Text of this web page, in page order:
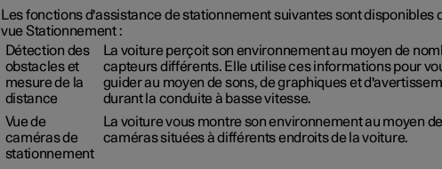
Les fonctions d'assistance de stationnement suivantes sont disponibles
vue Stationnement :
Détection des
obstacles et
mesure de la
distance
La voiture perçoit son environnement au moyen de
capteurs différents. Elle utilise ces informations pour
guider au moyen de sons, de graphiques et
durant la conduite à basse vitesse.
Vue de
caméras de
stationnement
La voiture vous montre son environnement au moyen de
caméras situées à différents endroits de la voiture.